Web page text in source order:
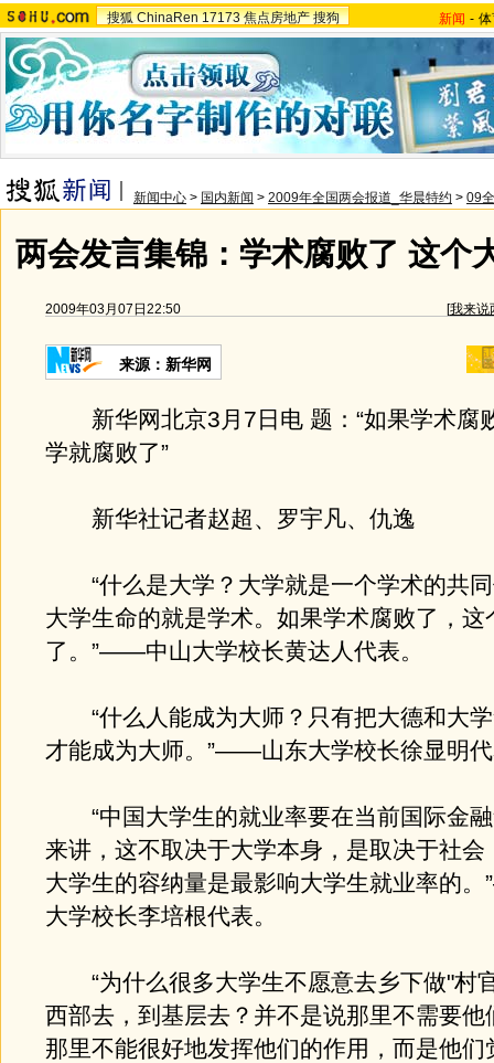
搜狐 ChinaRen 17173 焦点房地产 搜狗 新闻 -
新闻中心 > 国内新闻 > 2009年全国两会报道_华晨特约 > 09
两会发言集锦：学术腐败了 这个
2009年03月07日22:50 [我来说
来源：新华网
新华网北京3月7日电 题：“如果学术腐
学就腐败了”
新华社记者赵超、罗宇凡、仇逸
“什么是大学？大学就是一个学术的共同
大学生命的就是学术。如果学术腐败了，这
了。 ”——中山大学校长黄达人代表。
“什么人能成为大师？只有把大德和大学
才能成为大师。”——山东大学校长徐显明
“中国大学生的就业率要在当前国际金融
来讲，这不取决于大学本身，是取决于社会
大学生的容纳量是最影响大学生就业率的
大学校长李培根代表。
“为什么很多大学生不愿意去乡下做"村
西部去，到基层去？并不是说那里不需要他
那里不能很好地发挥他们的作用，而是他们